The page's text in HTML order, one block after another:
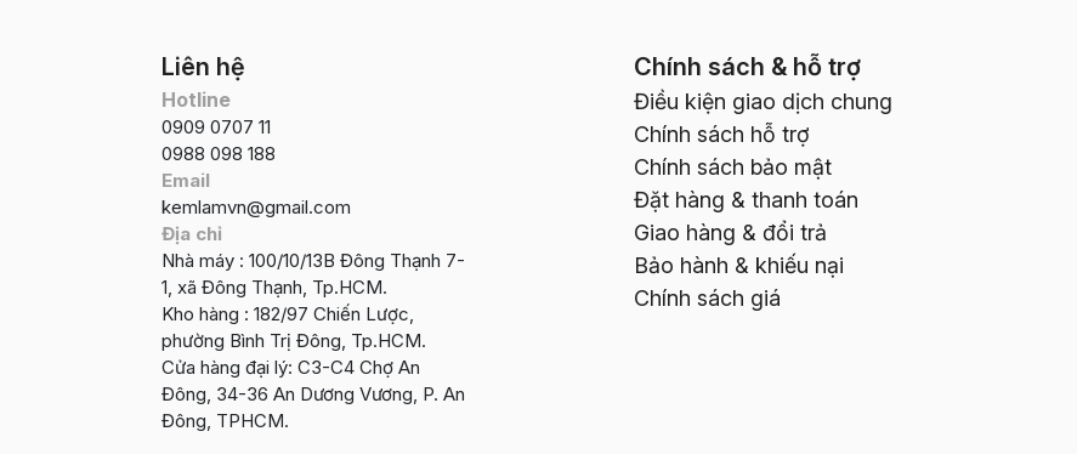
Liên hệ
Hotline
0909 0707 11
0988 098 188
Email
kemlamvn@gmail.com
Địa chỉ
Nhà máy : 100/10/13B Đông Thạnh 7-
1, xã Đông Thạnh, Tp.HCM.
Kho hàng : 182/97 Chiến Lược,
phường Bình Trị Đông, Tp.HCM.
Cửa hàng đại lý: C3-C4 Chợ An
Đông, 34-36 An Dương Vương, P. An
Đông, TPHCM.
Chính sách & hỗ trợ
Điều kiện giao dịch chung
Chính sách hỗ trợ
Chính sách bảo mật
Đặt hàng & thanh toán
Giao hàng & đổi trả
Bảo hành & khiếu nại
Chính sách giá